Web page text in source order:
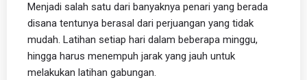
Menjadi salah satu dari banyaknya penari yang berada
disana tentunya berasal dari perjuangan yang tidak
mudah. Latihan setiap hari dalam beberapa minggu,
hingga harus menempuh jarak yang jauh untuk
melakukan latihan gabungan.